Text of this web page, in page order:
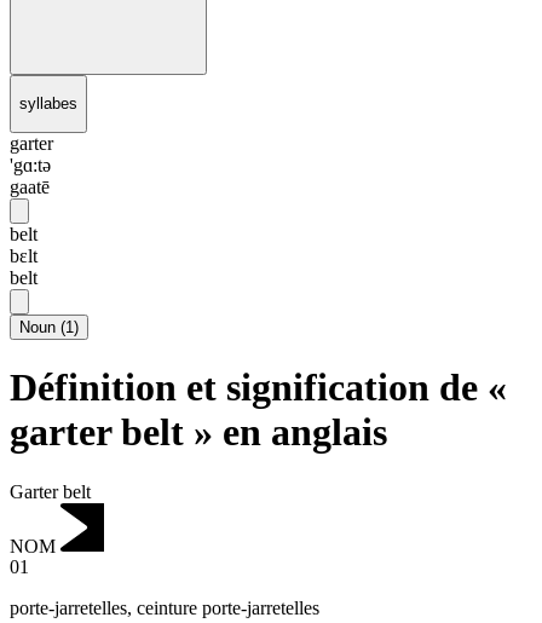
syllabes
garter
'gɑ:tə
gaatē
belt
bɛlt
belt
Noun (1)
Définition et signification de «
garter belt » en anglais
Garter belt
NOM
01
porte-jarretelles, ceinture porte-jarretelles